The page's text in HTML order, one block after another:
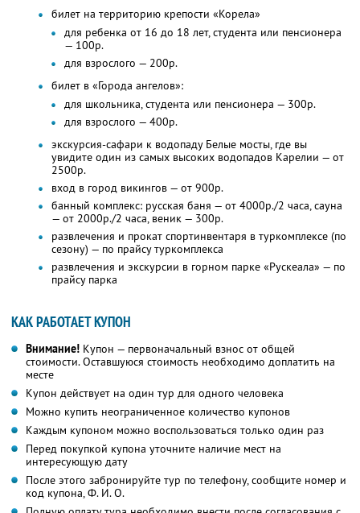
билет на территорию крепости «Корела»
для ребенка от 16 до 18 лет, студента или пенсионера
— 100р.
для взрослого — 200р.
билет в «Города ангелов»:
для школьника, студента или пенсионера — 300р.
для взрослого — 400р.
экскурсия-сафари к водопаду Белые мосты, где вы
увидите один из самых высоких водопадов Карелии — от
2500р.
вход в город викингов — от 900р.
банный комплекс: русская баня — от 4000р./2 часа, сауна
— от 2000р./2 часа, веник — 300р.
развлечения и прокат спортинвентаря в туркомплексе (по
сезону) — по прайсу туркомплекса
развлечения и экскурсии в горном парке «Рускеала» — по
прайсу парка
КАК РАБОТАЕТ КУПОН
Внимание! Купон — первоначальный взнос от общей
стоимости. Оставшуюся стоимость необходимо доплатить на
месте
Купон действует на один тур для одного человека
Можно купить неограниченное количество купонов
Каждым купоном можно воспользоваться только один раз
Перед покупкой купона уточните наличие мест на
интересующую дату
После этого забронируйте тур по телефону, сообщите номер и
код купона, Ф. И. О.